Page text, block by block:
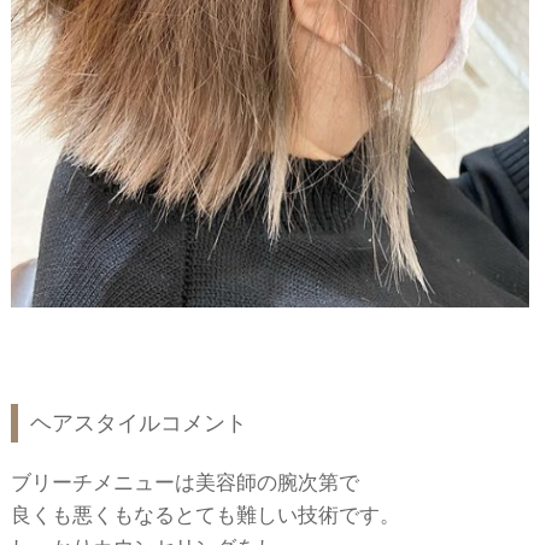
ヘアスタイルコメント
ブリーチメニューは美容師の腕次第で
良くも悪くもなるとても難しい技術です。